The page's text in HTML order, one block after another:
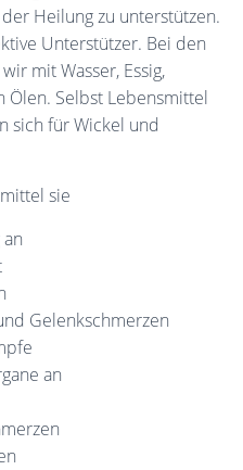
Heilung zu unterstützen.
Unterstützer. Bei den
mit Wasser, Essig,
Ölen. Selbst Lebensmittel
sich für Wickel und
sie
Gelenkschmerzen
an